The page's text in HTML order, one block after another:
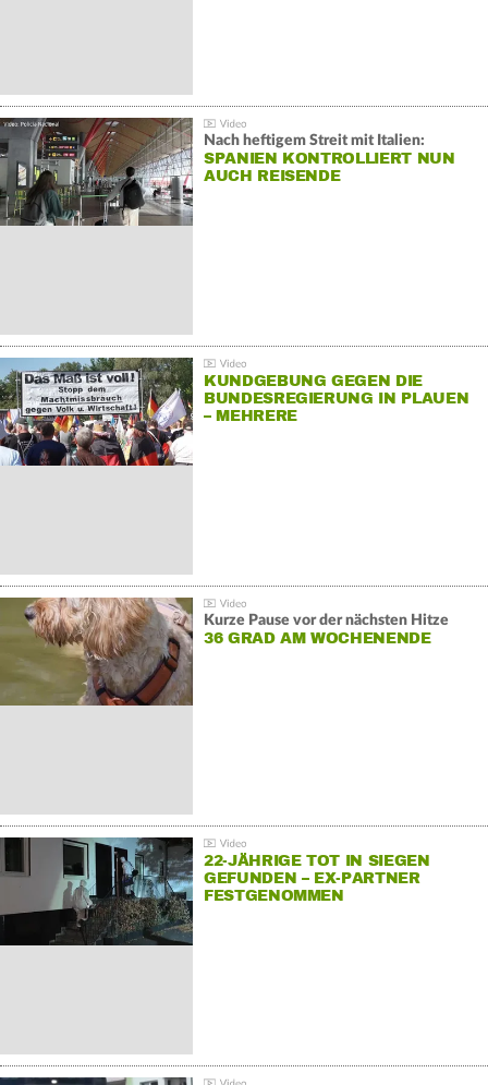
Nach heftigem Streit mit Italien:
SPANIEN KONTROLLIERT NUN
AUCH REISENDE
KUNDGEBUNG GEGEN DIE
BUNDESREGIERUNG IN PLAUEN
– MEHRERE
Kurze Pause vor der nächsten Hitze
36 GRAD AM WOCHENENDE
22-JÄHRIGE TOT IN SIEGEN
GEFUNDEN – EX-PARTNER
FESTGENOMMEN